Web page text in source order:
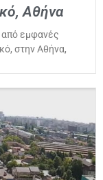
Αθήνα
από εμφανές
στην Αθήνα,